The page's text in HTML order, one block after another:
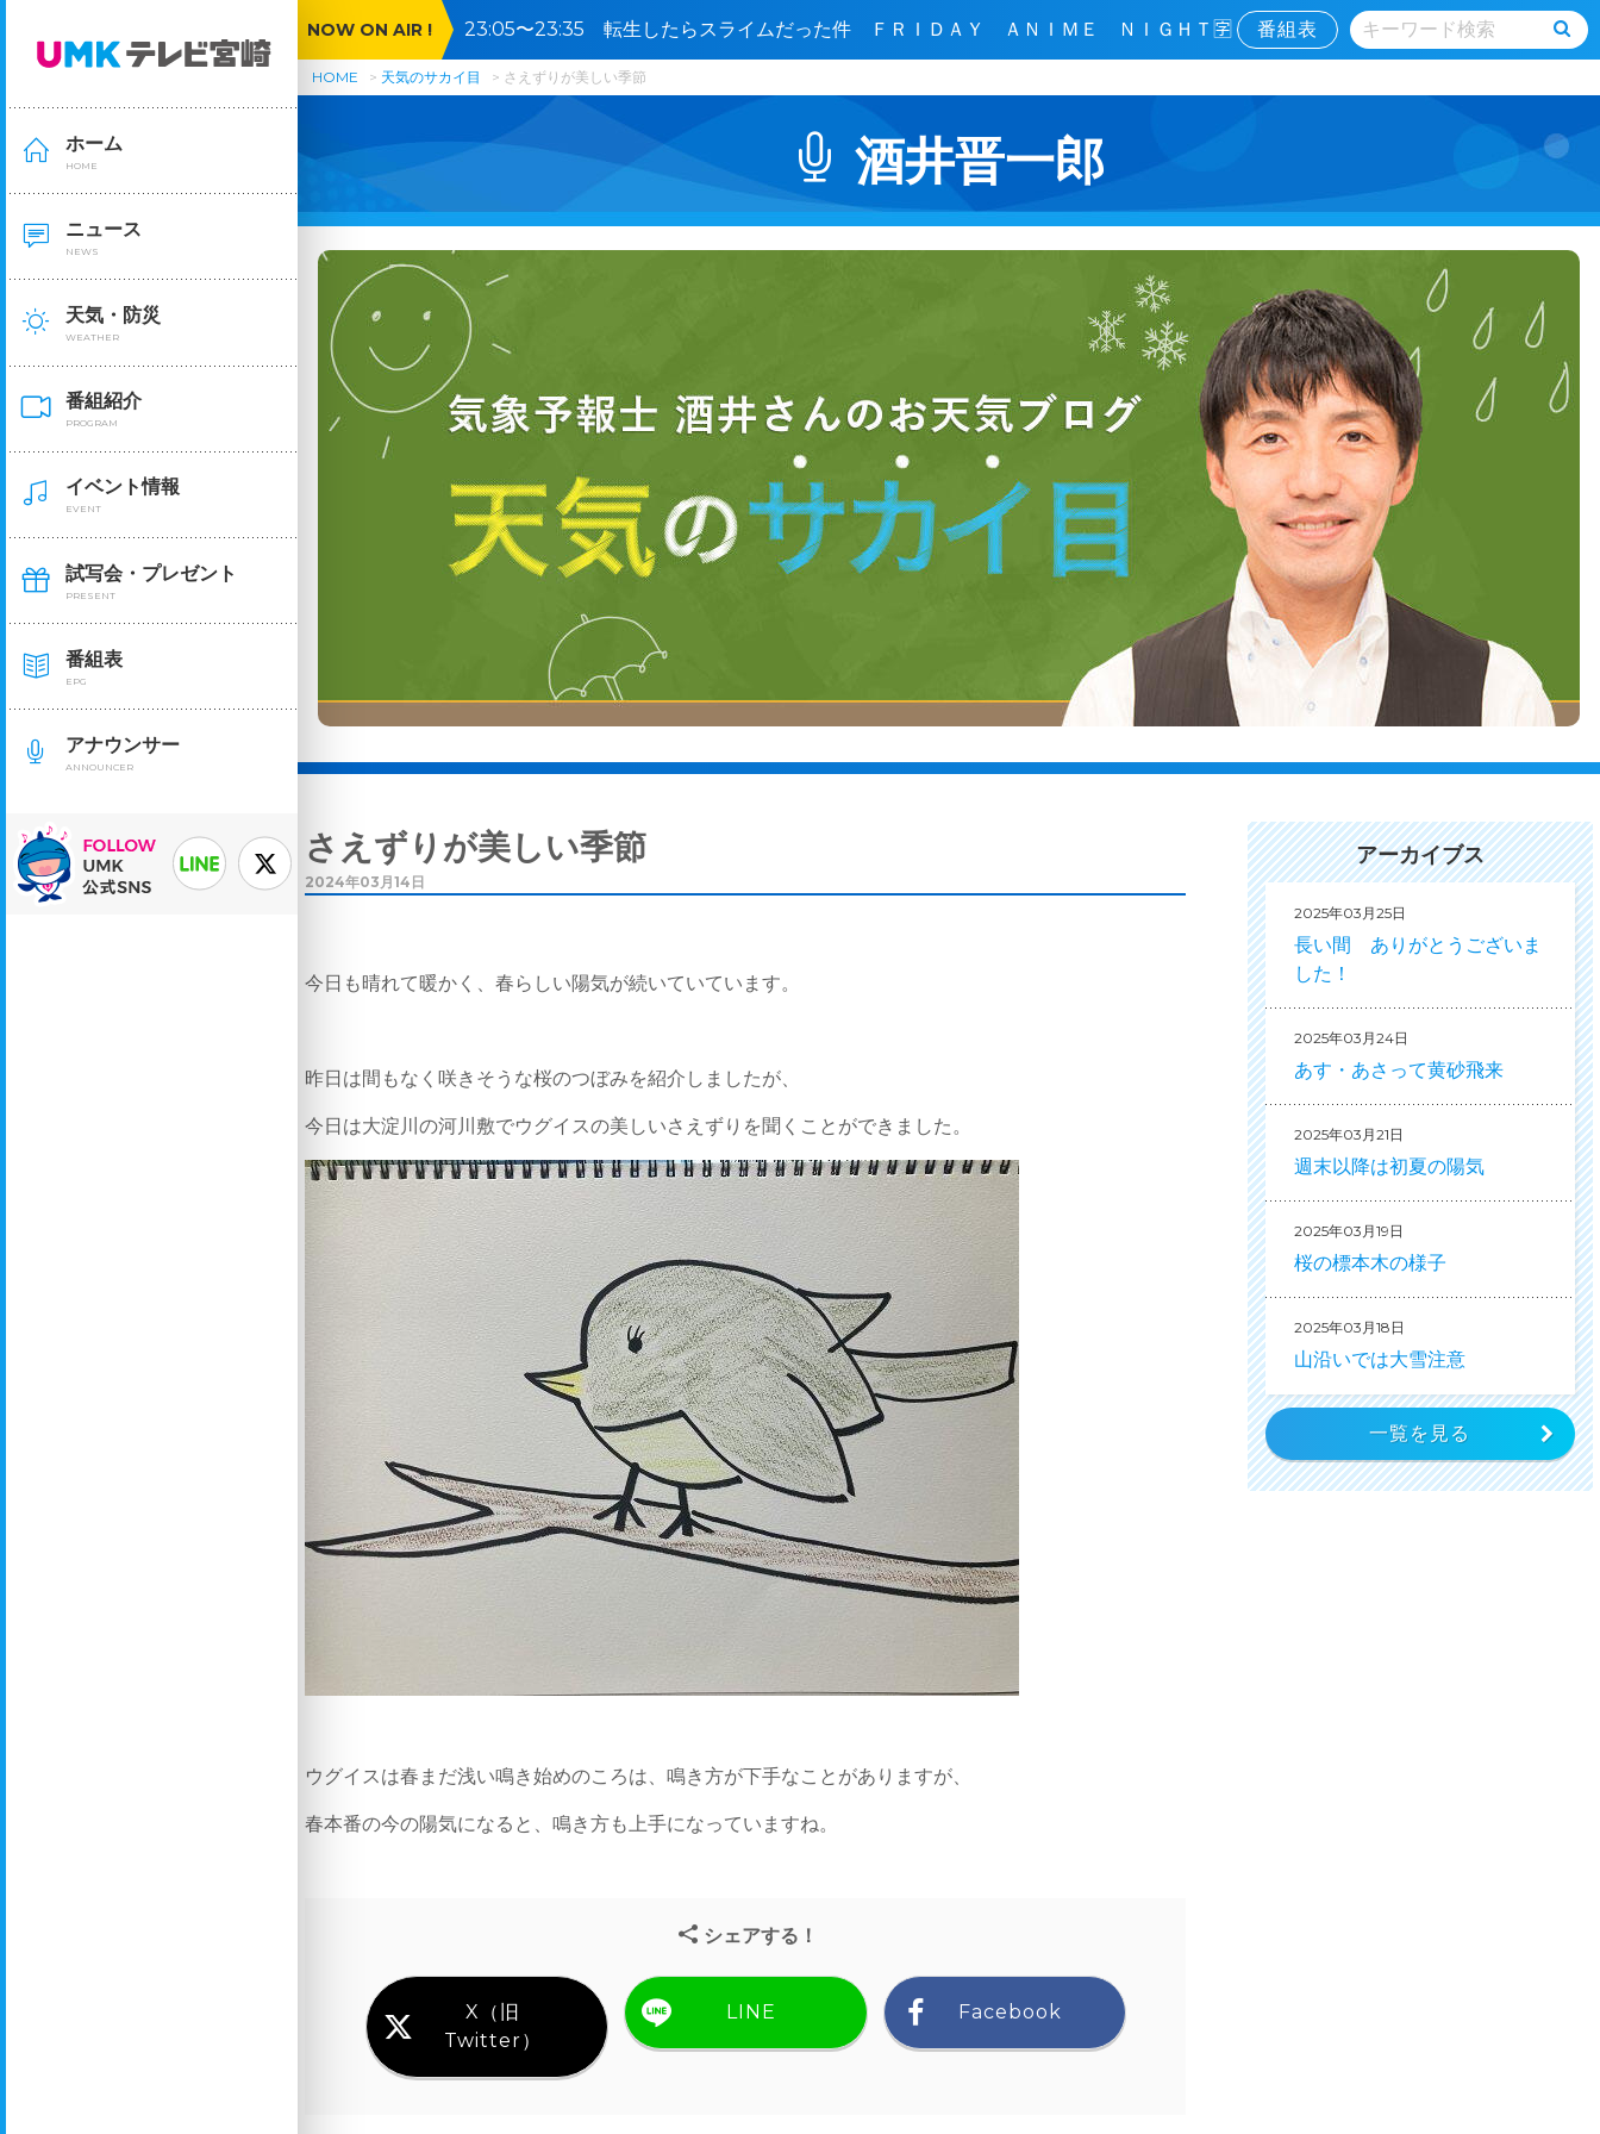
ホーム
HOME
ニュース
NEWS
天気・防災
WEATHER
番組紹介
PROGRAM
イベント情報
EVENT
試写会・プレゼント
PRESENT
番組表
EPG
アナウンサー
ANNOUNCER
NOW ON AIR !
23:05〜23:35 転生したらスライムだった件 ＦＲＩＤＡＹ ＡＮＩＭＥ ＮＩＧＨＴ🈑
🈓
番組表
HOME 天気のサカイ目 さえずりが美しい季節
酒井晋一郎
さえずりが美しい季節
2024年03月14日
今日も晴れて暖かく、春らしい陽気が続いていています。
昨日は間もなく咲きそうな桜のつぼみを紹介しましたが、
今日は大淀川の河川敷でウグイスの美しいさえずりを聞くことができました。
ウグイスは春まだ浅い鳴き始めのころは、鳴き方が下手なことがありますが、
春本番の今の陽気になると、鳴き方も上手になっていますね。
シェアする！
X（旧
Twitter）
LINE Facebook
アーカイブス
2025年03月25日
長い間 ありがとうございま
した！
2025年03月24日
あす・あさって黄砂飛来
2025年03月21日
週末以降は初夏の陽気
2025年03月19日
桜の標本木の様子
2025年03月18日
山沿いでは大雪注意
一覧を見る